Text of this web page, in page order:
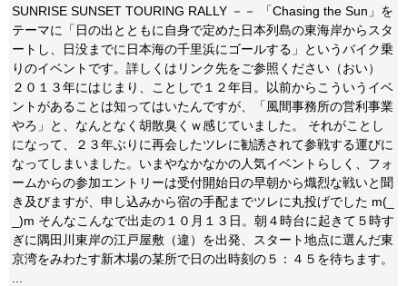
SUNRISE SUNSET TOURING RALLY －－ 「Chasing the Sun」を
テーマに「日の出とともに自身で定めた日本列島の東海岸からスタ
ートし、日没までに日本海の千里浜にゴールする」というバイク乗
りのイベントです。詳しくはリンク先をご参照ください（おい）
２０１３年にはじまり、ことしで１２年目。以前からこういうイベ
ントがあることは知ってはいたんですが、「風間事務所の営利事業
やろ」と、なんとなく胡散臭くｗ感じていました。 それがことし
になって、２３年ぶりに再会したツレに勧誘されて参戦する運びに
なってしまいました。いまやなかなかの人気イベントらしく、フォ
ームからの参加エントリーは受付開始日の早朝から熾烈な戦いと聞
き及びますが、申し込みから宿の手配までツレに丸投げでした m(_
_)m そんなこんなで出走の１０月１３日。朝４時台に起きて５時す
ぎに隅田川東岸の江戸屋敷（違）を出発、スタート地点に選んだ東
京湾をみわたす新木場の某所で日の出時刻の５：４５を待ちます。